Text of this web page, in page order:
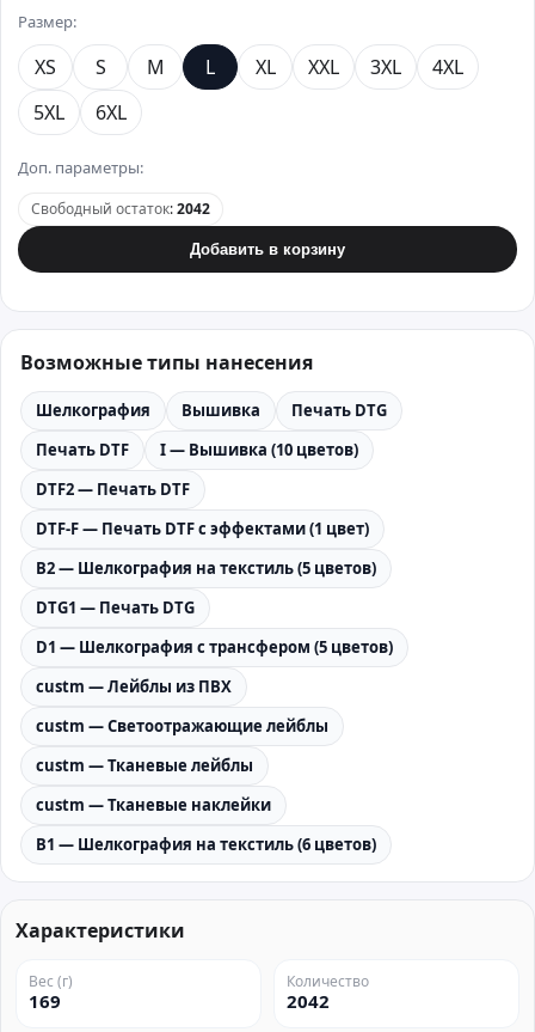
Размер:
XS S M L XL XXL 3XL
4XL
5XL
6XL
Доп. параметры:
Свободный остаток:2042
Добавить в корзину
Возможные типы нанесения
Шелкография Вышивка
Печать DTG
Печать DTF
I — Вышивка (10 цветов)
DTF2 — Печать DTF
DTF-F — Печать DTF с эффектами (1 цвет)
B2 — Шелкография на текстиль (5 цветов)
DTG1 — Печать DTG
D1 — Шелкография с трансфером (5 цветов)
custm — Лейблы из ПВХ
custm — Светоотражающие лейблы
custm — Тканевые лейблы
custm — Тканевые наклейки
B1 — Шелкография на текстиль (6 цветов)
Характеристики
Вес (г)
169
Количество
2042